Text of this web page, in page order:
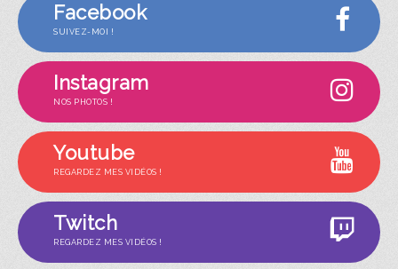
Facebook
SUIVEZ-MOI !
Instagram
NOS PHOTOS !
Youtube
REGARDEZ MES VIDÉOS !
Twitch
REGARDEZ MES VIDÉOS !